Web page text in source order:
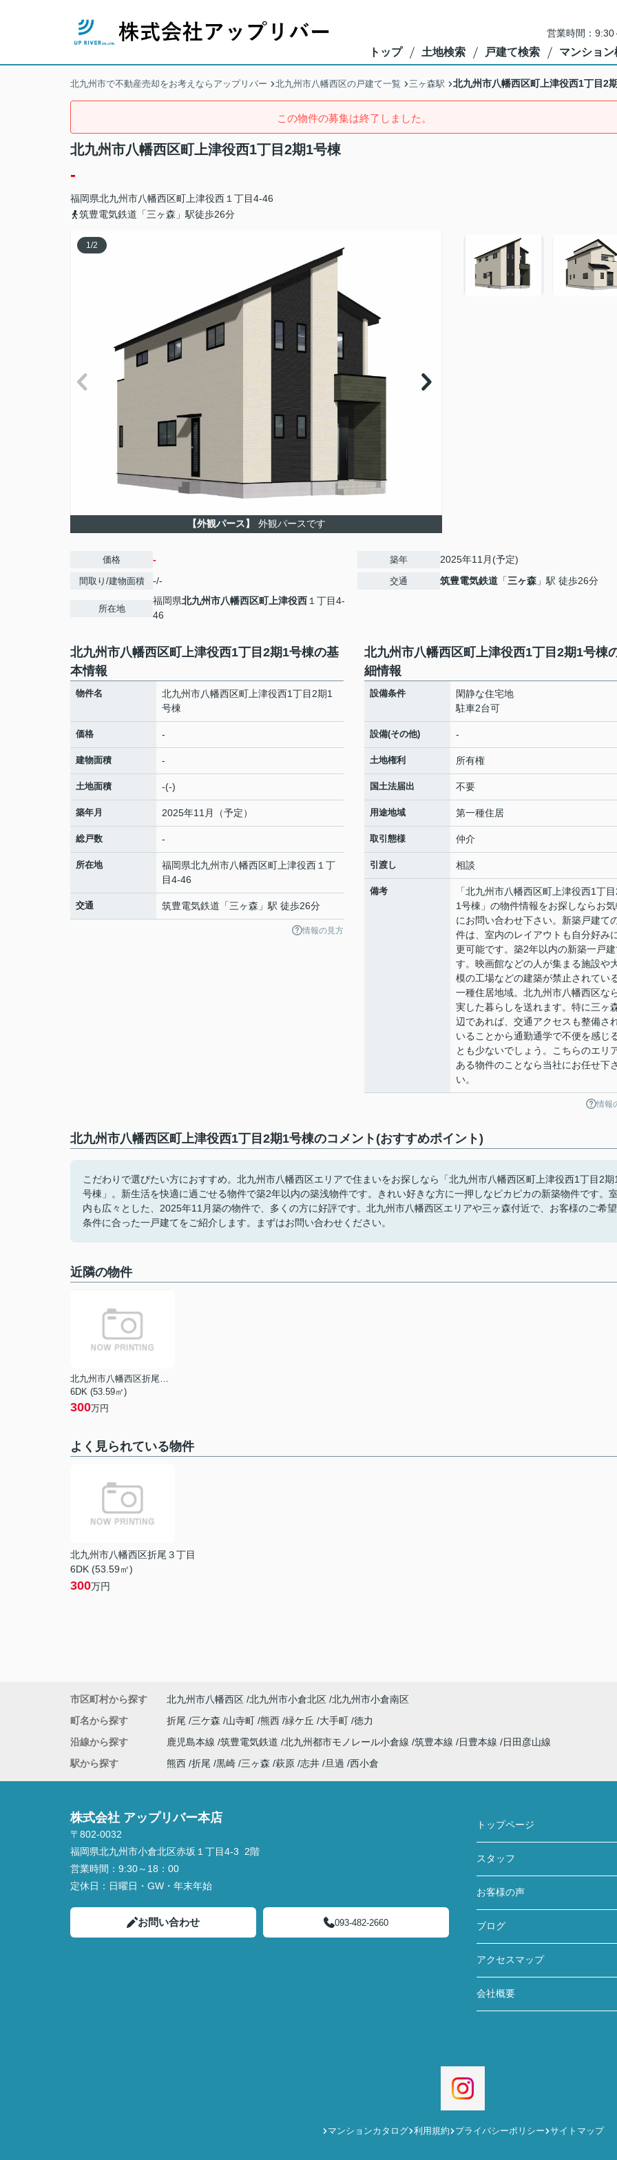
営業時間：
トップ 土地検索 戸建て検索 マンション
北九州市で不動産売却をお考えならアップリバー 北九州市八幡西区の戸建て一覧 三ヶ森駅 北九州市八幡西区町上津役西1丁目2
この物件の募集は終了しました。
北九州市八幡西区町上津役西1丁目2期1号棟
-
福岡県北九州市八幡西区町上津役西 １丁目4-46
筑豊電気鉄道「三ヶ森」駅徒歩26分
1/2
【外観パース】 外観パースです
価格 -
間取り/建物面積 -/-
所在地
福岡県北九州市八幡西区町上津役西 １丁目4-
46
築年 2025年11月(予定)
交通 筑豊電気鉄道 「三ヶ森 」駅 徒歩26分
北九州市八幡西区町上津役西1丁目2期1号棟の基
本情報
物件名
北九州市八幡西区町上津役西1丁目2期1
号棟
価格 -
建物面積 -
土地面積 -(-)
築年月 2025年11月（予定）
総戸数 -
所在地 福岡県北九州市八幡西区町上津役西 １丁
目4-46
交通 筑豊電気鉄道 「三ヶ森 」駅 徒歩26分
情報の見方
北九州市八幡西区町上津役西1丁目2期1号棟
細情報
設備条件
閑静な住宅地
駐車2台可
設備(その他) -
土地権利 所有権
国土法届出 不要
用途地域 第一種住居
取引態様 仲介
引渡し 相談
備考
「北九州市八幡西区町上津役西1丁
1号棟」の物件情報をお探しならお
にお問い合わせ下さい。新築戸建て
件は、室内のレイアウトも自分好み
更可能です。築2年以内の新築一戸
す。映画館などの人が集まる施設や
模の工場などの建築が禁止されてい
一種住居地域。北九州市八幡西区な
実した暮らしを送れます。特に三ヶ
辺であれば、交通アクセスも整備さ
いることから通勤通学で不便を感じ
とも少ないでしょう。こちらのエリ
ある物件のことなら当社にお任せ下さ
い。
情報
北九州市八幡西区町上津役西1丁目2期1号棟のコメント(おすすめポイント)
こだわりで選びたい方におすすめ。北九州市八幡西区エリアで住まいをお探しなら「北九州市八幡西区町上津役西1丁目2期1
号棟」。新生活を快適に過ごせる物件で築2年以内の築浅物件です。きれい好きな方に一押しなピカピカの新築物件です。室
内も広々とした、2025年11月築の物件で、多くの方に好評です。北九州市八幡西区エリアや三ヶ森付近で、お客様のご希望
条件に合った一戸建てをご紹介します。まずはお問い合わせください。
近隣の物件
北九州市八幡西区折尾３丁目
6DK (53.59㎡)
300万円
よく見られている物件
北九州市八幡西区折尾３丁目
6DK (53.59㎡)
300万円
市区町村から探す 北九州市八幡西区 北九州市小倉北区 北九州市小倉南区
町名から探す
折尾 三ケ森 山寺町 熊西 緑ケ丘 大手町 徳力
沿線から探す
鹿児島本線 筑豊電気鉄道 北九州都市モノレール小倉線 筑豊本線 日豊本線
日田彦山線
駅から探す
熊西 折尾 黒崎 三ヶ森 萩原 志井 旦過 西小倉
株式会社 アップリバー本店
〒802-0032
福岡県北九州市小倉北区赤坂１丁目4‐3 2階
営業時間： 9:30～18：00
定休日： 日曜日・GW・年末年始
お問い合わせ 093-482-2660
トップページ
スタッフ
お客様の声
ブログ
アクセスマップ
会社概要
マンションカタログ 利用規約 プライバシーポリシー サイトマップ